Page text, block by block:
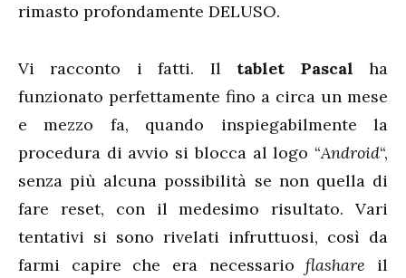
rimasto profondamente DELUSO.
Vi racconto i fatti. Il tablet Pascal ha
funzionato perfettamente fino a circa un mese
e mezzo fa, quando inspiegabilmente la
procedura di avvio si blocca al logo “Android“,
senza più alcuna possibilità se non quella di
fare reset, con il medesimo risultato. Vari
tentativi si sono rivelati infruttuosi, così da
farmi capire che era necessarioflashare il